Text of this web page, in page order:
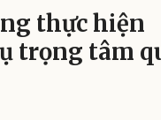
thực hiện
trọng tâm